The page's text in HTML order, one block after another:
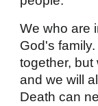
We who are
God's
together, but
and we will
Death can